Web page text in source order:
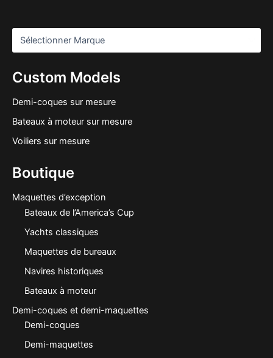
Custom Models
Demi-coques sur mesure
Bateaux à moteur sur mesure
Voiliers sur mesure
Boutique
Maquettes d’exception
Bateaux de l’America’s Cup
Yachts classiques
Maquettes de bureaux
Navires historiques
Bateaux à moteur
Demi-coques et demi-maquettes
Demi-coques
Demi-maquettes